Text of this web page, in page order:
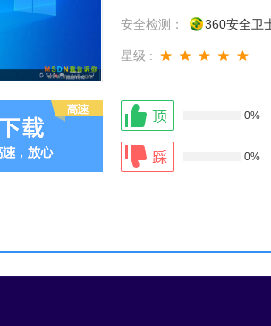
安全检测： 360安全卫
星级 :
0%
0%